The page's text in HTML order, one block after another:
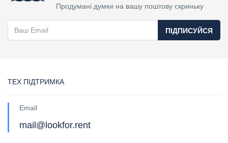
Продумані думки на вашу поштову скриньку
ПІДПИСУЙСЯ
ТЕХ ПІДТРИМКА
Email
mail@lookfor.rent